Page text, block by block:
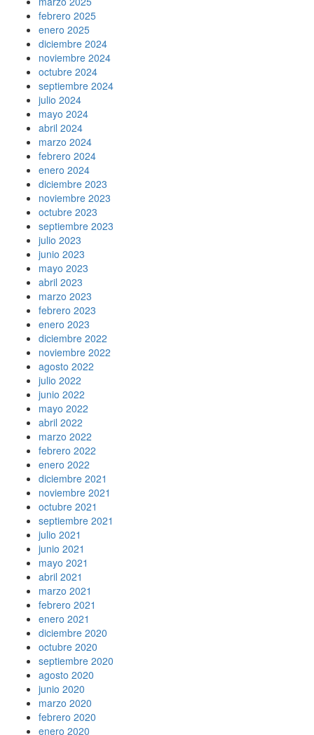
febrero 2025
enero 2025
diciembre 2024
noviembre 2024
octubre 2024
septiembre 2024
julio 2024
mayo 2024
abril 2024
marzo 2024
febrero 2024
enero 2024
diciembre 2023
noviembre 2023
octubre 2023
septiembre 2023
julio 2023
junio 2023
mayo 2023
abril 2023
marzo 2023
febrero 2023
enero 2023
diciembre 2022
noviembre 2022
agosto 2022
julio 2022
junio 2022
mayo 2022
abril 2022
marzo 2022
febrero 2022
enero 2022
diciembre 2021
noviembre 2021
octubre 2021
septiembre 2021
julio 2021
junio 2021
mayo 2021
abril 2021
marzo 2021
febrero 2021
enero 2021
diciembre 2020
octubre 2020
septiembre 2020
agosto 2020
junio 2020
marzo 2020
febrero 2020
enero 2020